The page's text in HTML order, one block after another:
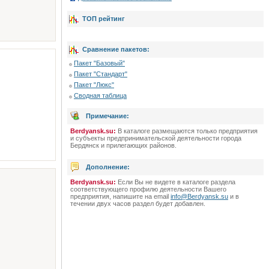
ТОП рейтинг
Сравнение пакетов:
Пакет "Базовый"
Пакет "Стандарт"
Пакет "Люкс"
Сводная таблица
Примечание:
Berdyansk.su: В каталоге размещаются только предприятия
и субъекты предпринимательской деятельности города
Бердянск и прилегающих районов.
Дополнение:
Berdyansk.su: Если Вы не видете в каталоге раздела
соответствующего профилю деятельности Вашего
предприятия, напишите на email info@Berdyansk.su и в
течении двух часов раздел будет добавлен.